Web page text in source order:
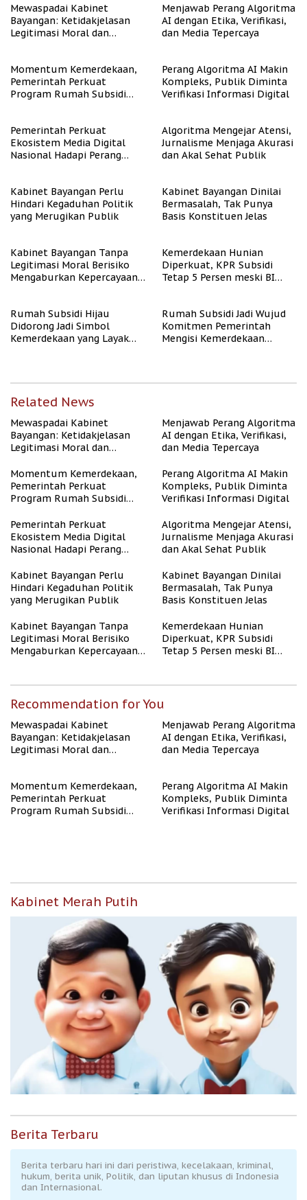
Mewaspadai Kabinet
Bayangan: Ketidakjelasan
Legitimasi Moral dan
Menjawab Perang Algoritma
AI dengan Etika, Verifikasi,
dan Media Tepercaya
Momentum Kemerdekaan,
Pemerintah Perkuat
Program Rumah Subsidi
Perang Algoritma AI Makin
Kompleks, Publik Diminta
Verifikasi Informasi Digital
Pemerintah Perkuat
Ekosistem Media Digital
Nasional Hadapi Perang
Algoritma Mengejar Atensi,
Jurnalisme Menjaga Akurasi
dan Akal Sehat Publik
Kabinet Bayangan Perlu
Hindari Kegaduhan Politik
yang Merugikan Publik
Kabinet Bayangan Dinilai
Bermasalah, Tak Punya
Basis Konstituen Jelas
Kabinet Bayangan Tanpa
Legitimasi Moral Berisiko
Mengaburkan Kepercayaan
Kemerdekaan Hunian
Diperkuat, KPR Subsidi
Tetap 5 Persen meski BI
Rumah Subsidi Hijau
Didorong Jadi Simbol
Kemerdekaan yang Layak
Rumah Subsidi Jadi Wujud
Komitmen Pemerintah
Mengisi Kemerdekaan
Related News
Mewaspadai Kabinet
Bayangan: Ketidakjelasan
Legitimasi Moral dan
Menjawab Perang Algoritma
AI dengan Etika, Verifikasi,
dan Media Tepercaya
Momentum Kemerdekaan,
Pemerintah Perkuat
Program Rumah Subsidi
Berpenghasilan Rendah
Perang Algoritma AI Makin
Kompleks, Publik Diminta
Verifikasi Informasi Digital
Pemerintah Perkuat
Ekosistem Media Digital
Nasional Hadapi Perang
Algoritma Mengejar Atensi,
Jurnalisme Menjaga Akurasi
dan Akal Sehat Publik
Kabinet Bayangan Perlu
Hindari Kegaduhan Politik
yang Merugikan Publik
Kabinet Bayangan Dinilai
Bermasalah, Tak Punya
Basis Konstituen Jelas
Kabinet Bayangan Tanpa
Legitimasi Moral Berisiko
Mengaburkan Kepercayaan
Kemerdekaan Hunian
Diperkuat, KPR Subsidi
Tetap 5 Persen meski BI
Recommendation for You
Mewaspadai Kabinet
Bayangan: Ketidakjelasan
Legitimasi Moral dan
Menjawab Perang Algoritma
AI dengan Etika, Verifikasi,
dan Media Tepercaya
Momentum Kemerdekaan,
Pemerintah Perkuat
Program Rumah Subsidi
Perang Algoritma AI Makin
Kompleks, Publik Diminta
Verifikasi Informasi Digital
Kabinet Merah Putih
Berita Terbaru
Berita terbaru hari ini dari peristiwa, kecelakaan, kriminal,
hukum, berita unik, Politik, dan liputan khusus di Indonesia
dan Internasional.